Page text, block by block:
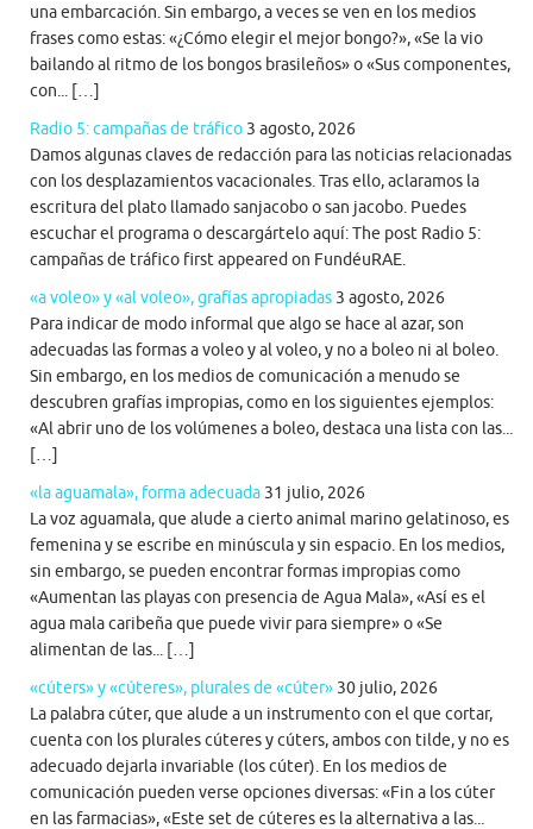
una embarcación. Sin embargo, a veces se ven en los medios
frases como estas: «¿Cómo elegir el mejor bongo?», «Se la vio
bailando al ritmo de los bongos brasileños» o «Sus componentes,
con... […]
Radio 5: campañas de tráfico 3 agosto, 2026
Damos algunas claves de redacción para las noticias relacionadas
con los desplazamientos vacacionales. Tras ello, aclaramos la
escritura del plato llamado sanjacobo o san jacobo. Puedes
escuchar el programa o descargártelo aquí: The post Radio 5:
campañas de tráfico first appeared on FundéuRAE.
«a voleo» y «al voleo», grafías apropiadas 3 agosto, 2026
Para indicar de modo informal que algo se hace al azar, son
adecuadas las formas a voleo y al voleo, y no a boleo ni al boleo.
Sin embargo, en los medios de comunicación a menudo se
descubren grafías impropias, como en los siguientes ejemplos:
«Al abrir uno de los volúmenes a boleo, destaca una lista con las...
[…]
«la aguamala», forma adecuada 31 julio, 2026
La voz aguamala, que alude a cierto animal marino gelatinoso, es
femenina y se escribe en minúscula y sin espacio. En los medios,
sin embargo, se pueden encontrar formas impropias como
«Aumentan las playas con presencia de Agua Mala», «Así es el
agua mala caribeña que puede vivir para siempre» o «Se
alimentan de las... […]
«cúters» y «cúteres», plurales de «cúter» 30 julio, 2026
La palabra cúter, que alude a un instrumento con el que cortar,
cuenta con los plurales cúteres y cúters, ambos con tilde, y no es
adecuado dejarla invariable (los cúter). En los medios de
comunicación pueden verse opciones diversas: «Fin a los cúter
en las farmacias», «Este set de cúteres es la alternativa a las...